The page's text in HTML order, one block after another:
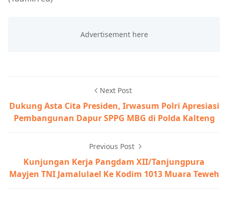
Next Post
Dukung Asta Cita Presiden, Irwasum Polri Apresiasi
Pembangunan Dapur SPPG MBG di Polda Kalteng
Previous Post
Kunjungan Kerja Pangdam XII/Tanjungpura
Mayjen TNI Jamalulael Ke Kodim 1013 Muara Teweh